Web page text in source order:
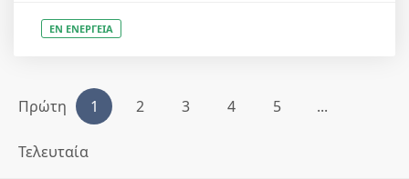
ΕΝ ΕΝΕΡΓΕΙΑ
Πρώτη 1 2 3 4 5 ...
Τελευταία